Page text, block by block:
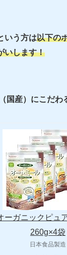
いう方は以下の
いします！
国産）にこだわ
ーガニックピュ
260g×4袋
日本食品製造